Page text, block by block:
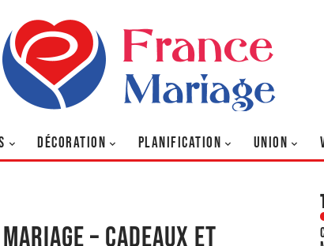
DÉCORATION PLANIFICATION UNION
– Cadeaux et